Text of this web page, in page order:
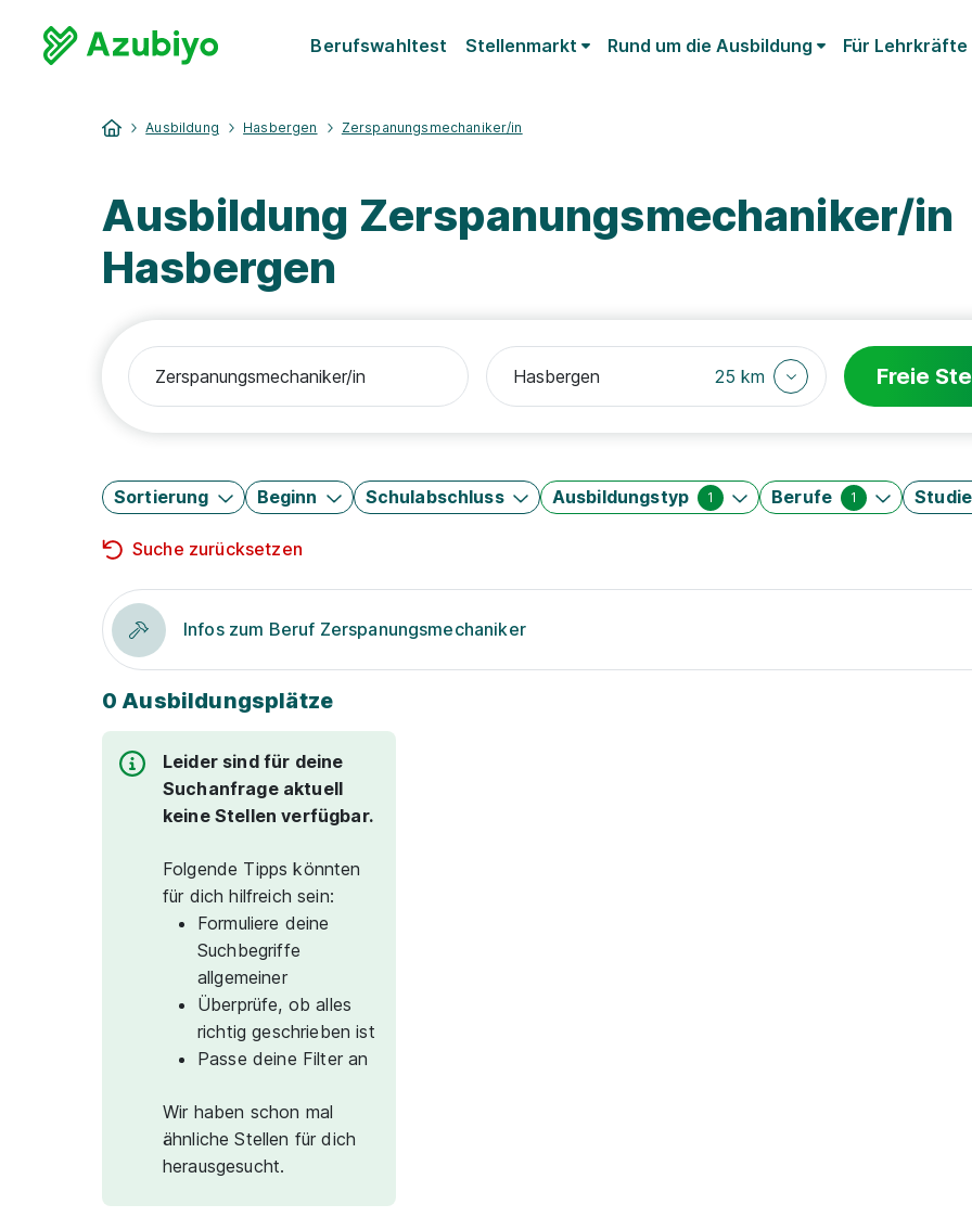
Berufswahltest Stellenmarkt Rund um die Ausbildung Für Lehrkräfte
Ausbildung Hasbergen Zerspanungsmechaniker/in
Ausbildung Zerspanungsmechaniker/in
Hasbergen
25 km Freie
Sortierung Beginn Schulabschluss Ausbildungstyp 1 Berufe 1
Suche zurücksetzen
Infos zum Beruf Zerspanungsmechaniker
0 Ausbildungsplätze
Leider sind für deine
Suchanfrage aktuell
keine Stellen verfügbar.
Folgende Tipps könnten
für dich hilfreich sein:
Formuliere deine
Suchbegriffe
allgemeiner
Überprüfe, ob alles
richtig geschrieben ist
Passe deine Filter an
Wir haben schon mal
ähnliche Stellen für dich
herausgesucht.